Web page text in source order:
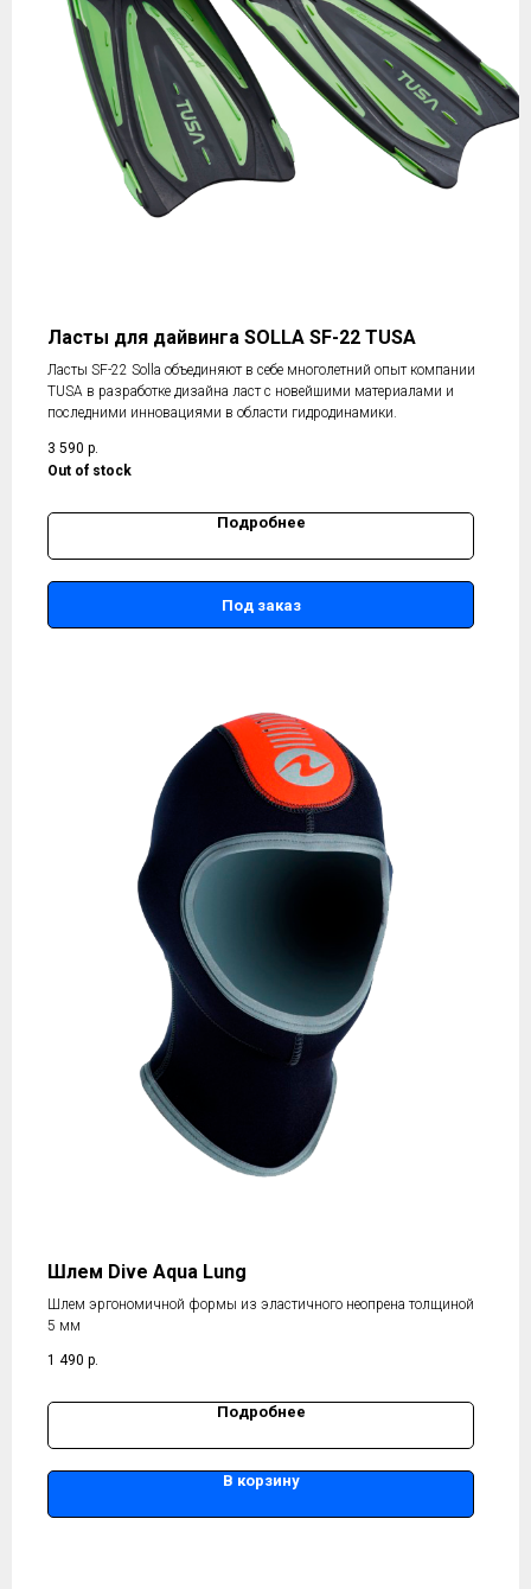
Ласты для дайвинга SOLLA SF-22 TUSA
Ласты SF-22 Solla объединяют в себе многолетний опыт компании
TUSA в разработке дизайна ласт с новейшими материалами и
последними инновациями в области гидродинамики.
3 590 р.
Out of stock
Подробнее
Под заказ
Шлем Dive Aqua Lung
Шлем эргономичной формы из эластичного неопрена толщиной
5 мм
1 490 р.
Подробнее
В корзину